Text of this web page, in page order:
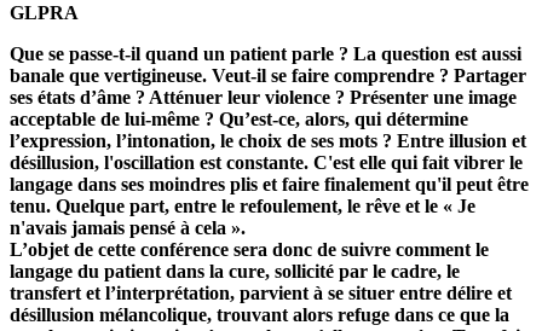
GLPRA
Que se passe-t-il quand un patient parle ? La question est aussi
banale que vertigineuse. Veut-il se faire comprendre ? Partager
ses états d’âme ? Atténuer leur violence ? Présenter une image
acceptable de lui-même ? Qu’est-ce, alors, qui détermine
l’expression, l’intonation, le choix de ses mots ? Entre illusion et
désillusion, l'oscillation est constante. C'est elle qui fait vibrer le
langage dans ses moindres plis et faire finalement qu'il peut être
tenu. Quelque part, entre le refoulement, le rêve et le « Je
n'avais jamais pensé à cela ».
L’objet de cette conférence sera donc de suivre comment le
langage du patient dans la cure, sollicité par le cadre, le
transfert et l’interprétation, parvient à se situer entre délire et
désillusion mélancolique, trouvant alors refuge dans ce que la